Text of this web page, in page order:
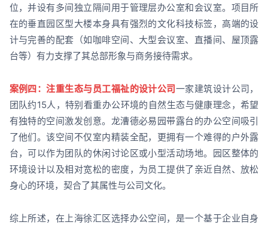
位，并设有多间独立隔间用于管理层办公室和会议室。项目所
在的垂直园区型大楼本身具有强烈的文化科技标签，高端的设
计与完善的配套（如咖啡空间、大型会议室、直播间、屋顶露
台等）有力支撑了其总部形象与商务接待需求。
案例四：注重生态与员工福祉的设计公司一家建筑设计公司，
团队约15人，特别看重办公环境的自然生态与健康理念，希望
有独特的空间激发创意。龙漕德必易园带露台的办公空间吸引
了他们。该空间不仅室内精装全配，更拥有一个难得的户外露
台，可以作为团队的休闲讨论区或小型活动场地。园区整体的
环境设计以及相对宽松的密度，为员工提供了亲近自然、放松
身心的环境，契合了其属性与公司文化。
综上所述，在上海徐汇区选择办公空间，是一个基于企业自身